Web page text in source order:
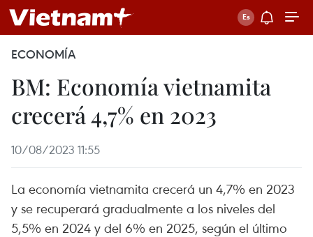
ECONOMÍA
BM: Economía vietnamita
crecerá 4,7% en 2023
10/08/2023 11:55
La economía vietnamita crecerá un 4,7% en 2023
y se recuperará gradualmente a los niveles del
5,5% en 2024 y del 6% en 2025, según el último